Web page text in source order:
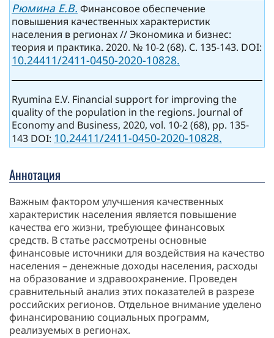
Рюмина Е.В. Финансовое обеспечение
повышения качественных характеристик
населения в регионах // Экономика и бизнес:
теория и практика. 2020. № 10-2 (68). С. 135-143. DOI:
10.24411/2411-0450-2020-10828.
Ryumina E.V. Financial support for improving the
quality of the population in the regions. Journal of
Economy and Business, 2020, vol. 10-2 (68), pp. 135-
143 DOI: 10.24411/2411-0450-2020-10828.
Аннотация
Важным фактором улучшения качественных
характеристик населения является повышение
качества его жизни, требующее финансовых
средств. В статье рассмотрены основные
финансовые источники для воздействия на качество
населения – денежные доходы населения, расходы
на образование и здравоохранение. Проведен
сравнительный анализ этих показателей в разрезе
российских регионов. Отдельное внимание уделено
финансированию социальных программ,
реализуемых в регионах.